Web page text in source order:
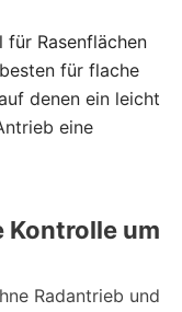
Rasenflächen
für flache
denen ein leicht
eine
Kontrolle um
Radantrieb und